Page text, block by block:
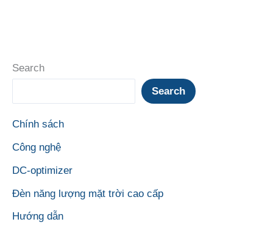
Search
Search
Chính sách
Công nghệ
DC-optimizer
Đèn năng lượng mặt trời cao cấp
Hướng dẫn